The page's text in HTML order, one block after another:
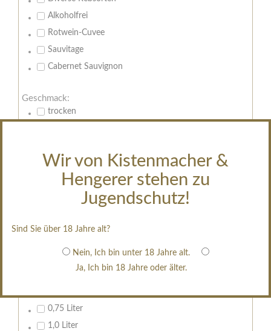
Wir von Kistenmacher &
Hengerer stehen zu
Jugendschutz!
Sind Sie über 18 Jahre alt?
Nein, Ich bin unter 18 Jahre alt.
Ja, Ich bin 18 Jahre oder älter.
Alkoholfrei
Rotwein-Cuvee
Sauvitage
Cabernet Sauvignon
Geschmack:
trocken
restsüß
edelsüß
im Holzfass gereift
erfrischend, nicht zu süß
0,75 Liter
1,0 Liter